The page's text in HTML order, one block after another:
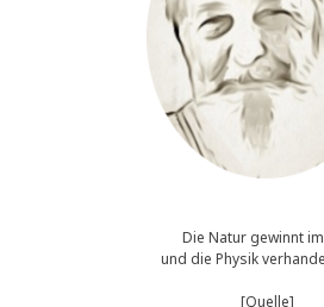
Die Natur gewinnt
und die Physik
[Quelle]